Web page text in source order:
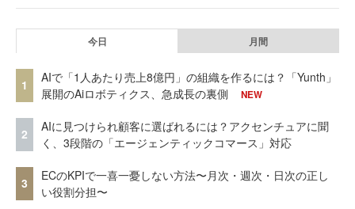
今日 月間
1
AIで「1人あたり売上8億円」の組織を作るには？「Yunth」
展開のAiロボティクス、急成長の裏側
NEW
2
AIに見つけられ顧客に選ばれるには？アクセンチュアに聞
く、3段階の「エージェンティックコマース」対応
3
ECのKPIで一喜一憂しない方法〜月次・週次・日次の正し
い役割分担〜